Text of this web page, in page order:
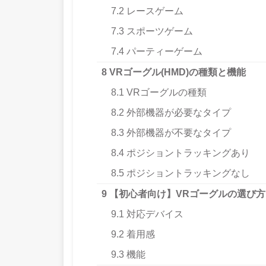
7.2 レースゲーム
7.3 スポーツゲーム
7.4 パーティーゲーム
8 VRゴーグル(HMD)の種類と機能
8.1 VRゴーグルの種類
8.2 外部機器が必要なタイプ
8.3 外部機器が不要なタイプ
8.4 ポジショントラッキングあり
8.5 ポジショントラッキングなし
9 【初心者向け】VRゴーグルの選び方
9.1 対応デバイス
9.2 着用感
9.3 機能